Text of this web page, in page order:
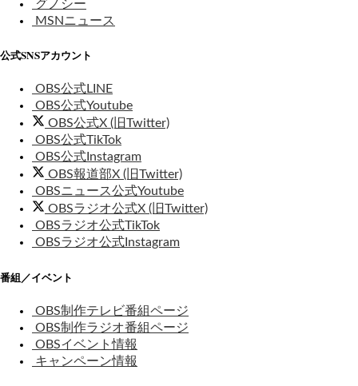
グノシー
MSNニュース
公式SNSアカウント
OBS公式LINE
OBS公式Youtube
OBS公式X (旧Twitter)
OBS公式TikTok
OBS公式Instagram
OBS報道部X (旧Twitter)
OBSニュース公式Youtube
OBSラジオ公式X (旧Twitter)
OBSラジオ公式TikTok
OBSラジオ公式Instagram
番組／イベント
OBS制作テレビ番組ページ
OBS制作ラジオ番組ページ
OBSイベント情報
キャンペーン情報